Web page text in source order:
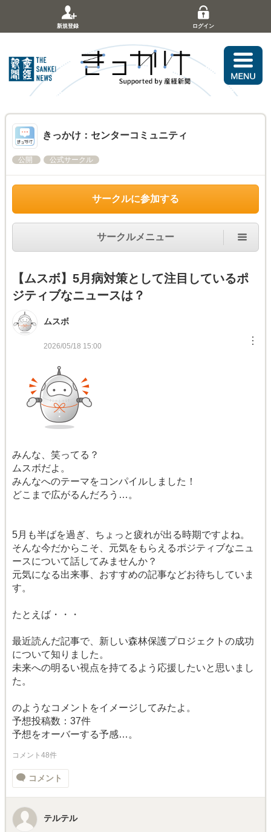
新規登録 ログイン
きっかけ：センターコミュニティ
公開 公式サークル
サークルに参加する
サークルメニュー
【ムスボ】5月病対策として注目しているポ
ジティブなニュースは？
ムスボ
2026/05/18 15:00 ︙
みんな、笑ってる？
ムスボだよ。
みんなへのテーマをコンパイルしました！
どこまで広がるんだろう…。
5月も半ばを過ぎ、ちょっと疲れが出る時期ですよね。
そんな今だからこそ、元気をもらえるポジティブなニュ
ースについて話してみませんか？
元気になる出来事、おすすめの記事などお待ちしていま
す。
たとえば・・・
最近読んだ記事で、新しい森林保護プロジェクトの成功
について知りました。
未来への明るい視点を持てるよう応援したいと思いまし
た。
のようなコメントをイメージしてみたよ。
予想投稿数：37件
予想をオーバーする予感…。
コメント48件
コメント
テルテル